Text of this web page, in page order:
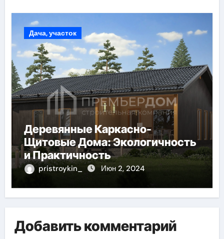
Дача, участок
Деревянные Каркасно-
Щитовые Дома: Экологичность
и Практичность
pristroykin_ Июн 2, 2024
Добавить комментарий